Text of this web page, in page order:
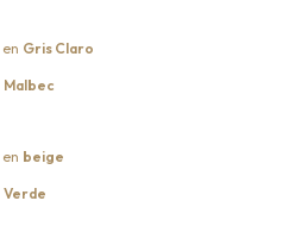
en Gris Claro
Malbec
en beige
Verde